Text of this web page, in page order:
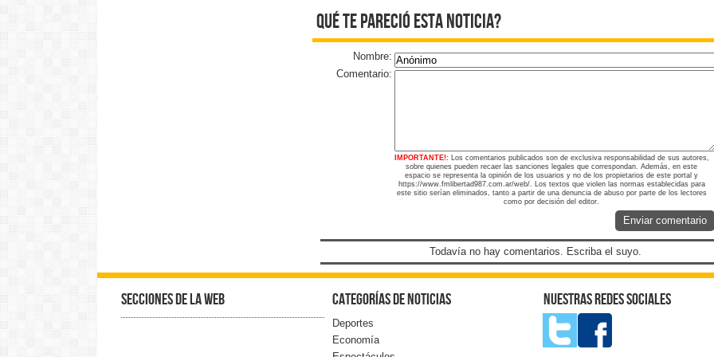
qué te pareció esta noticia?
Nombre:
Comentario:
IMPORTANTE!: Los comentarios publicados son de exclusiva responsabilidad de sus autores,
sobre quienes pueden recaer las sanciones legales que correspondan. Además, en este
espacio se representa la opinión de los usuarios y no de los propietarios de este portal y
https://www.fmlibertad987.com.ar/web/. Los textos que violen las normas establecidas para
este sitio serían eliminados, tanto a partir de una denuncia de abuso por parte de los lectores
como por decisión del editor.
Enviar comentario
Todavía no hay comentarios. Escriba el suyo.
Secciones de la web Categorías de noticias
Deportes
Economía
Nuestras redes sociales